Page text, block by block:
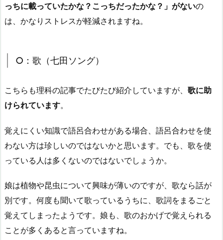
っちに載っていたかな？こっちだったかな？」がないの
は、かなりストレスが軽減されますね。
○：歌（七田ソング）
こちらも理科の記事でたびたび紹介していますが、 歌に助
けられています。
覚えにくい知識で語呂合わせがある場合、語呂合わせを使
わない方は珍しいのではないかと思います。でも、歌を使
っている人は多くないのではないでしょうか。
娘は植物や昆虫について興味が薄いのですが、歌なら話が
別です。何度も聞いて歌っているうちに、歌詞をまるごと
覚えてしまったようです。娘も、歌のおかげで覚えられる
ことが多くあると言っていますね。